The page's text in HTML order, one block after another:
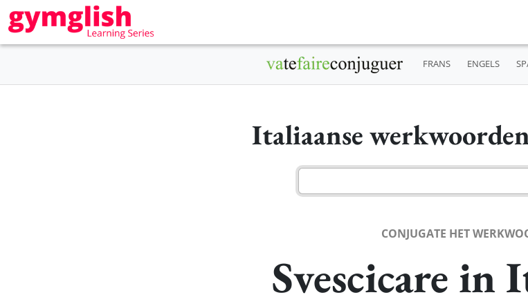
FRANS ENGELS
Italiaanse
CONJUGATE HET
Svescicare in